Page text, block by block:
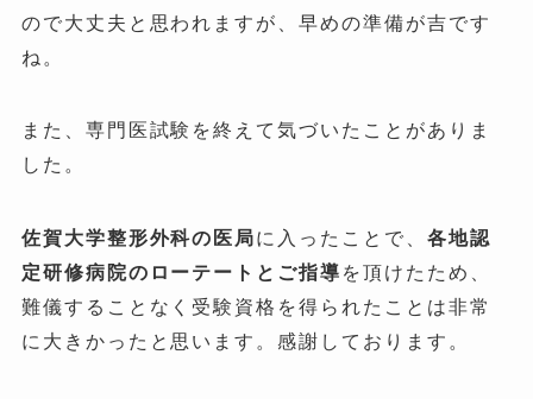
ので大丈夫と思われますが、早めの準備が吉です
ね。
また、専門医試験を終えて気づいたことがありま
した。
佐賀大学整形外科の医局に入ったことで、 各地認
定研修病院のローテートとご指導 を頂けたため、
難儀することなく受験資格を得られたことは非常
に大きかったと思います。感謝しております。